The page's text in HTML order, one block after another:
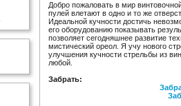
Добро пожаловать в мир
пулей влетают в одно и то же
Идеальной кучности достичь
его оборудованию показывать
позволяет сегодняшнее развитие
мистический ореол. Я учу нового
улучшения кучности стрельбы из
любой.
Забрать: